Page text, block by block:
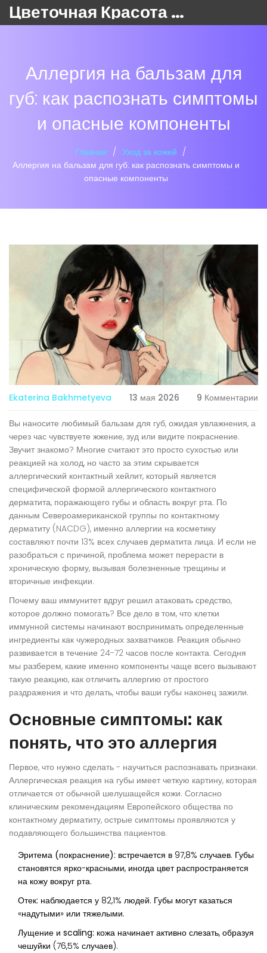
Цветочная Красота 24
Аллергия на бальзам для
губ: как распознать симптомы
и опасные компоненты
Главная
Уход за кожей
Аллергия на бальзам для губ: как распознать симптомы и
опасные компоненты
Ekaterina Bakhmetyeva 13 мая 2026 9 Комментарии
Вы наносите любимый бальзам для губ, ожидая увлажнения, а
через час чувствуете жжение, зуд или видите покраснение.
Звучит знакомо? Многие считают это просто сухостью или
реакцией на холод, но часто за этим скрывается
аллергический контактный хейлит, который является
специфической формой аллергического контактного
дерматита, поражающего губы и область вокруг рта. По
данным Североамериканской группы по контактному
дерматиту (NACDG), именно аллергии на косметику
составляют почти 13% всех случаев дерматита лица. И если не
разобраться с причиной, проблема может перерасти в
хроническую форму, вызывая болезненные трещины и
вторичные инфекции.
Почему ваш иммунитет вдруг решил атаковать средство,
которое должно помогать? Все дело в том, что клетки
иммунной системы начинают воспринимать определенные
ингредиенты как чужеродных захватчиков. Реакция обычно
развивается в течение 24-72 часов после контакта. Сегодня
мы разберем, какие именно компоненты чаще всего вызывают
такую реакцию, как отличить аллергию от простого
раздражения и что делать, чтобы ваши губы наконец зажили.
Основные симптомы: как
понять, что это аллергия
Первое, что нужно сделать - научиться распознавать признаки.
Аллергическая реакция на губы имеет четкую картину, которая
отличается от обычной шелушащейся кожи. Согласно
клиническим рекомендациям Европейского общества по
контактному дерматиту, острые симптомы проявляются у
подавляющего большинства пациентов.
Эритема (покраснение): встречается в 97,8% случаев. Губы
становятся ярко-красными, иногда цвет распространяется
на кожу вокруг рта.
Отек: наблюдается у 82,1% людей. Губы могут казаться
«надутыми» или тяжелыми.
Лущение и scaling: кожа начинает активно слезать, образуя
чешуйки (76,5% случаев).